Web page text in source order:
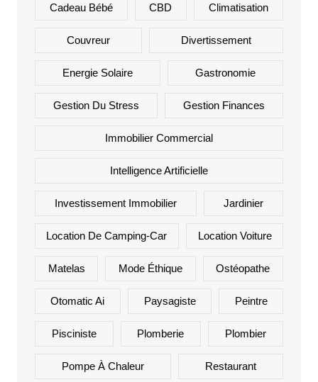
Cadeau Bébé CBD Climatisation
Couvreur Divertissement
Energie Solaire Gastronomie
Gestion Du Stress Gestion Finances
Immobilier Commercial
Intelligence Artificielle
Investissement Immobilier Jardinier
Location De Camping-Car Location Voiture
Matelas Mode Éthique Ostéopathe
Otomatic Ai Paysagiste Peintre
Pisciniste Plomberie Plombier
Pompe À Chaleur Restaurant